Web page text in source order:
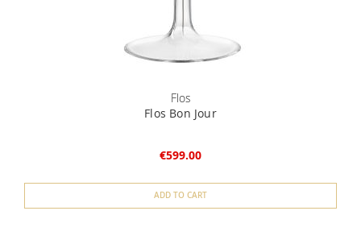
Flos
Flos Bon Jour
€599.00
ADD TO CART